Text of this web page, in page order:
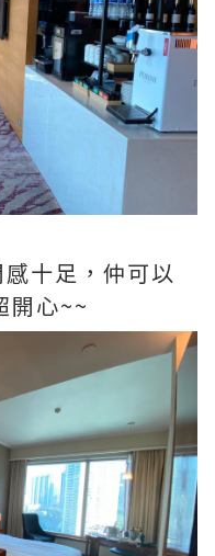
十足，仲可以
開心~~